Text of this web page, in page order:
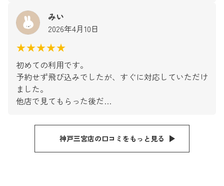
みい
2026年4月10日
★★★★★
初めての利用です。
予約せず飛び込みでしたが、すぐに対応していただけ
ました。
他店で見てもらった後だ…
神戸三宮店の口コミをもっと見る